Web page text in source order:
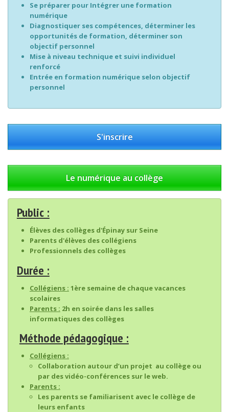
Se préparer pour Intégrer une formation
numérique
Diagnostiquer ses compétences, déterminer les
opportunités de formation, déterminer son
objectif personnel
Mise à niveau technique et suivi individuel
renforcé
Entrée en formation numérique selon objectif
personnel
S'inscrire
Le numérique au collège
Public :
Élèves des collèges d'Épinay sur Seine
Parents d'élèves des collégiens
Professionnels des collèges
Durée :
Collégiens : 1ère semaine de chaque vacances
scolaires
Parents : 2h en soirée dans les salles
informatiques des collèges
Méthode pédagogique :
Collégiens :
Collaboration autour d’un projet au collège ou
par des vidéo-conférences sur le web.
Parents :
Les parents se familiarisent avec le collège de
leurs enfants